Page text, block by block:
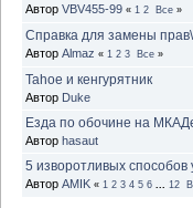
Автор VBV455-99 « 1 2 Все »
Справка для замены
Автор Almaz « 1 2 3 Все »
Tahoe и кенгурятник
Автор Duke
Езда по обочине на
Автор hasaut
5 изворотливых способов
Автор AMIK « 1 2 3 4 5 6 12